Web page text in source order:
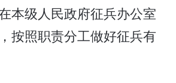
本级人民政府征兵办公室
按照职责分工做好征兵有